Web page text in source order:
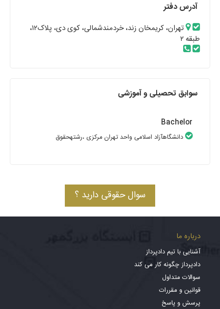
آدرس دفتر
تهران، کریمخان زند، خردمندشمالی، کوی دی، پلاک۱۲،
طبقه ۲
سوابق تحصیلی و آموزشی
Bachelor
دانشگاهآزاد اسلامی واحد تهران مرکزی ،رشتهحقوق
سوال حقوقی دارید ؟
درباره ما
آشنایی با تیم دادپرداز
دادپرداز چگونه کار می کند
سوالات متداول
قوانین و مقررات
پرسش و پاسخ